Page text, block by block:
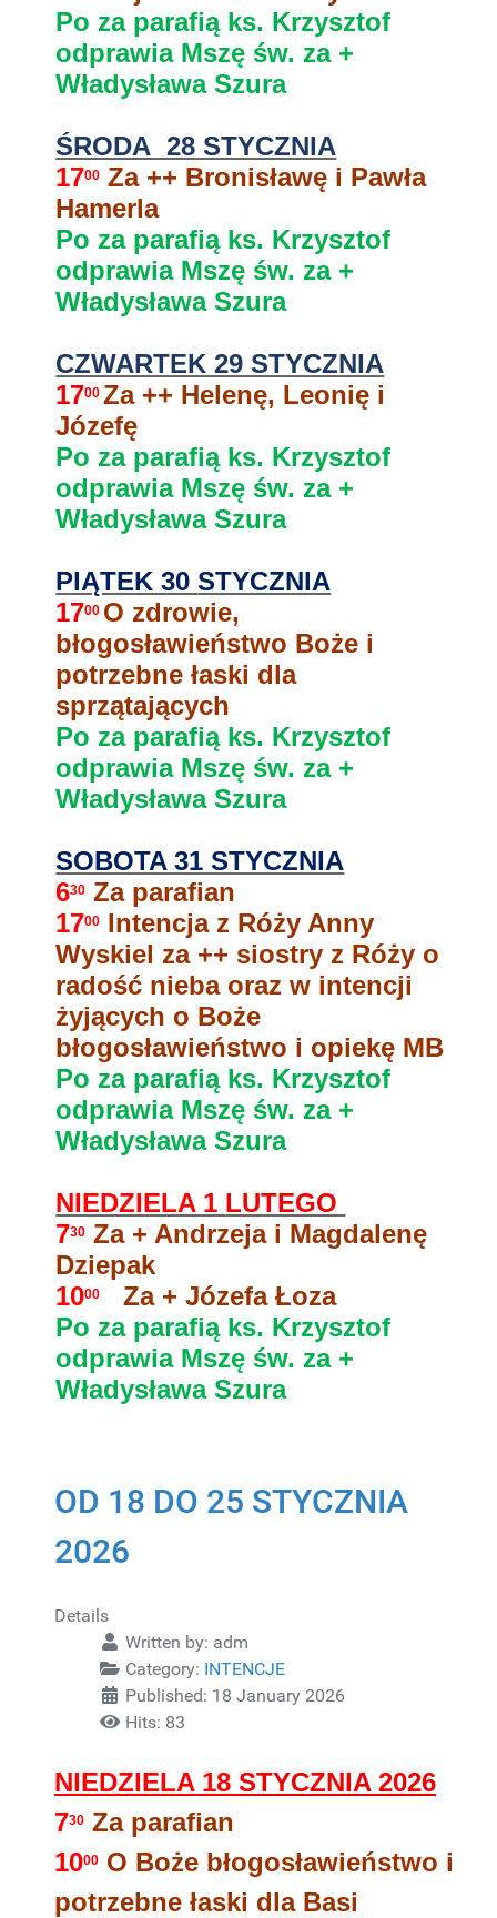
Po za parafią ks. Krzysztof
odprawia Mszę św. za +
Władysława Szura
ŚRODA 28 STYCZNIA
1700 Za ++ Bronisławę i Pawła
Hamerla
Po za parafią ks. Krzysztof
odprawia Mszę św. za +
Władysława Szura
CZWARTEK 29 STYCZNIA
1700 Za ++ Helenę, Leonię i
Józefę
Po za parafią ks. Krzysztof
odprawia Mszę św. za +
Władysława Szura
PIĄTEK 30STYCZNIA
1700 O zdrowie,
błogosławieństwo Boże i
potrzebne łaski dla
sprzątających
Po za parafią ks. Krzysztof
odprawia Mszę św. za +
Władysława Szura
SOBOTA 31 STYCZNIA
630 Za parafian
1700 Intencja z Róży Anny
Wyskiel za ++ siostry z Róży o
radość nieba oraz w intencji
żyjących o Boże
błogosławieństwo i opiekę MB
Po za parafią ks. Krzysztof
odprawia Mszę św. za +
Władysława Szura
NIEDZIELA 1 LUTEGO
730 Za + Andrzeja i Magdalenę
Dziepak
1000
Za + Józefa Łoza
Po za parafią ks. Krzysztof
odprawia Mszę św. za +
Władysława Szura
OD 18 DO 25 STYCZNIA
2026
Details
Written by: adm
Category: INTENCJE
Published: 18 January 2026
Hits: 83
NIEDZIELA 18 STYCZNIA 2026
730 Za parafian
1000 O Boże błogosławieństwo i
potrzebne łaski dla Basi